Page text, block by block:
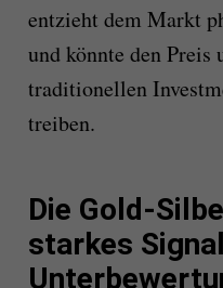
entzieht dem Markt
und könnte den Preis
traditionellen
treiben.
Die Gold-
starkes